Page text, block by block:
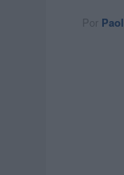
Por